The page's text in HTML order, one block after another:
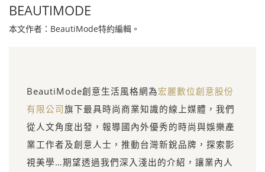
BEAUTIMODE
本文作者：BeautiMode特約編輯。
BeautiMode創意生活風格網為宏麗數位創意股份
有限公司旗下最具時尚商業知識的線上媒體，我們
從人文角度出發，報導國內外優秀的時尚與娛樂產
業工作者及創意人士，推動台灣新銳品牌，探索影
視美學…期望透過我們深入淺出的介紹，讓業內人